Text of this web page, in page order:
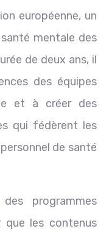
européenne, un
mentale des
de deux ans, il
des équipes
et à créer des
qui fédèrent les
de santé
programmes
que les contenus